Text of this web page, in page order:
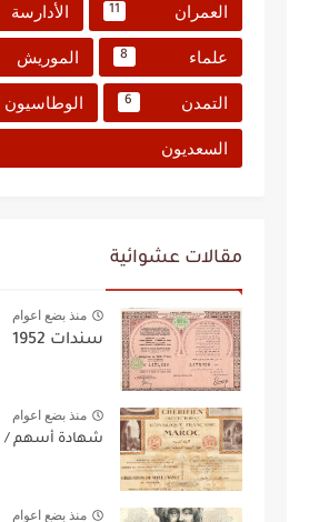
العمران 11 الأدارسة
علماء 8 الموريش
التمدن 6 الوطاسيون
السعديون
مقالات عشوائية
منذ بضع اعوام
سندات 1952
منذ بضع اعوام
شهادة أسهم /
منذ بضع اعوام